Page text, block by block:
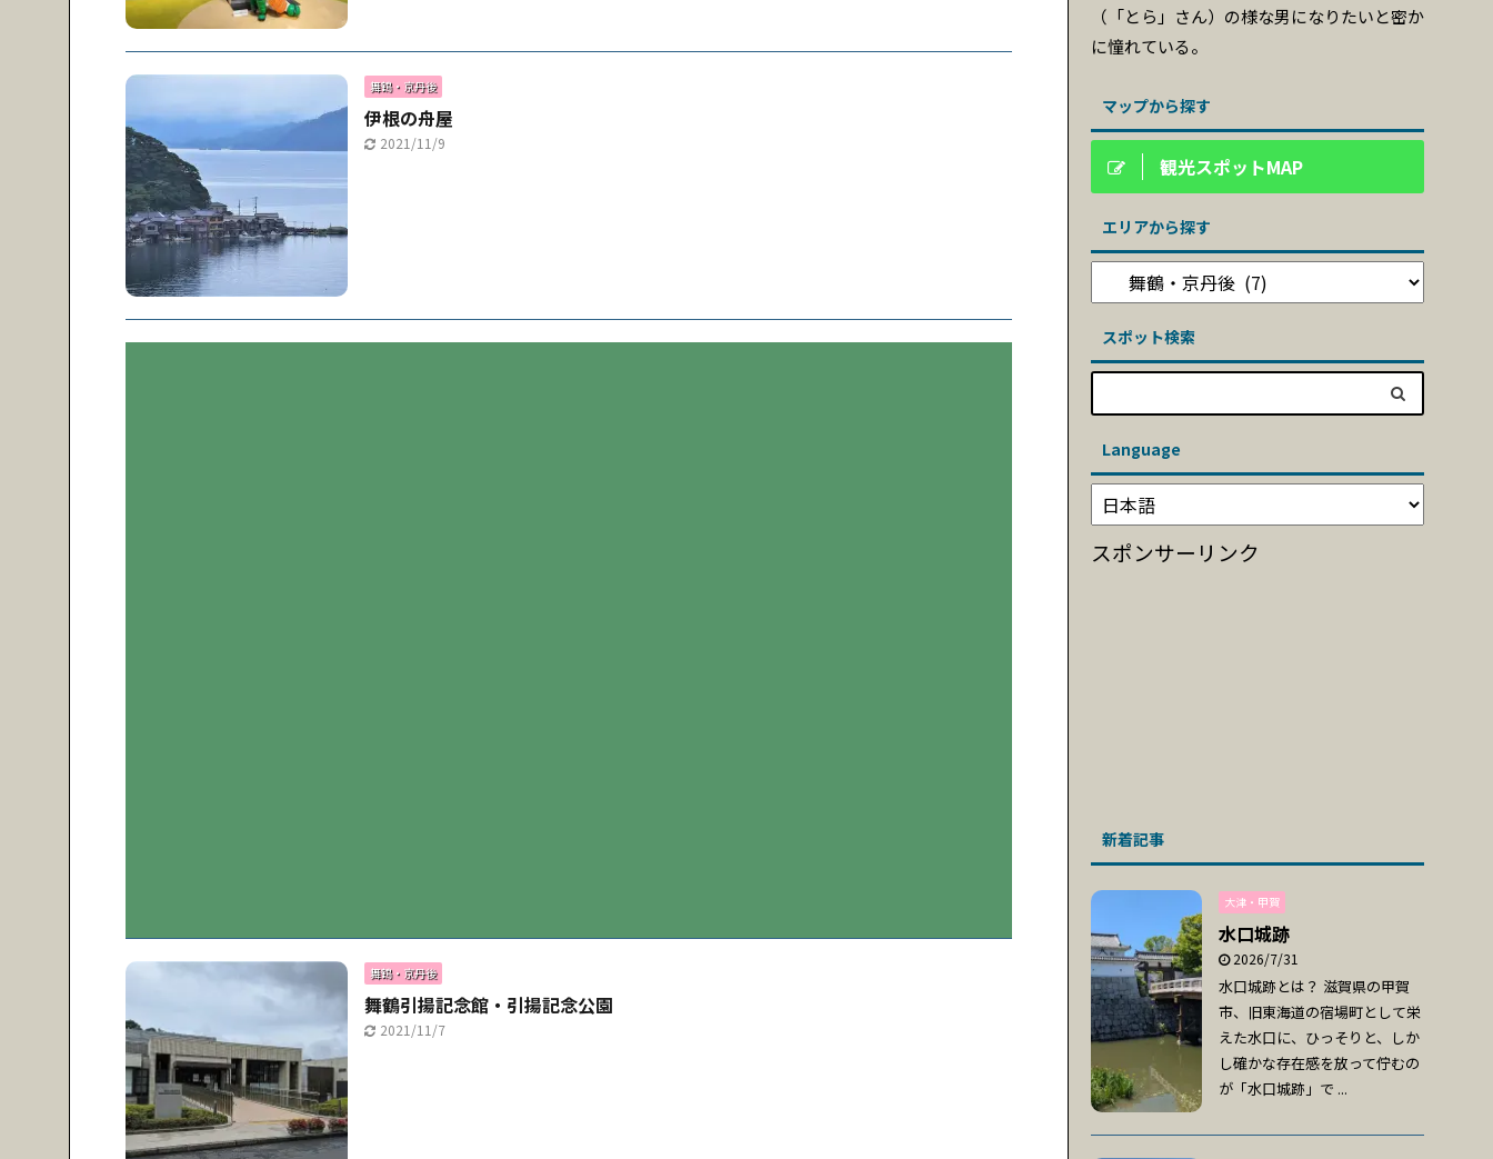
舞鶴・京丹後
伊根の舟屋
2021/11/9
舞鶴・京丹後
舞鶴引揚記念館・引揚記念公園
2021/11/7
（「とら」さん）の様な男になりたいと密か
に憧れている。
マップから探す
観光スポットMAP
エリアから探す
スポット検索
Language
スポンサーリンク
新着記事
大津・甲賀
水口城跡
2026/7/31
水口城跡とは？ 滋賀県の甲賀
市、旧東海道の宿場町として栄
えた水口に、ひっそりと、しか
し確かな存在感を放って佇むの
が「水口城跡」で ...